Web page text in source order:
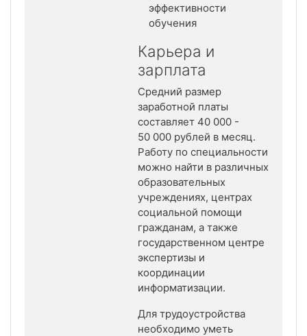
эффективности
обучения
Карьера и
зарплата
Средний размер
заработной платы
составляет 40 000 -
50 000 рублей в месяц.
Работу по специальности
можно найти в различных
образовательных
учреждениях, центрах
социальной помощи
гражданам, а также
государственном центре
экспертизы и
координации
информатизации.
Для трудоустройства
необходимо уметь